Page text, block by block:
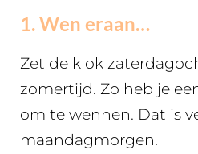
1. Wen eraan…
Zet de klok
zomertijd. Zo heb je
om te wennen. Dat is
maandagmorgen.